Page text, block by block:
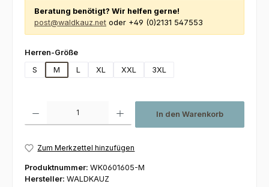
Beratung benötigt? Wir helfen gerne!
post@waldkauz.net oder +49 (0)2131 547553
Herren-Größeauswählen
S
M L XL XXL 3XL
In den Warenkorb
Zum Merkzettel hinzufügen
Produktnummer: WK0601605-M
Hersteller: WALDKAUZ